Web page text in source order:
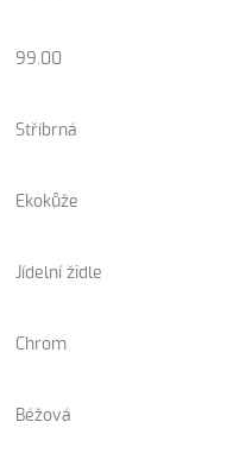
99.00
Stříbrná
Ekokůže
Jídelní židle
Chrom
Béžová